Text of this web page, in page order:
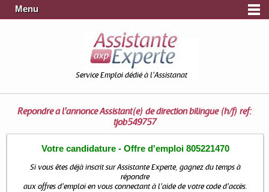
Menu
Service Emploi dédié à l'Assistanat
Répondre à l'annonceAssistant(e) de direction bilingue (h/f) ref:
tjob549757
Votre candidature - Offre d'emploi 805221470
Si vous êtes déjà inscrit sur Assistante Experte, gagnez du temps à
répondre
aux offres d'emploi en vous connectant à l'aide de votre code d'accès.